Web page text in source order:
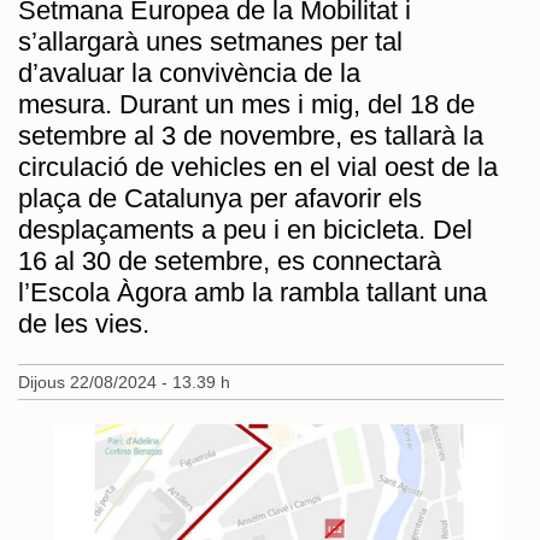
Setmana Europea de la Mobilitat i
s’allargarà unes setmanes per tal
d’avaluar la convivència de la
mesura. Durant un mes i mig, del 18 de
setembre al 3 de novembre, es tallarà la
circulació de vehicles en el vial oest de la
plaça de Catalunya per afavorir els
desplaçaments a peu i en bicicleta. Del
16 al 30 de setembre, es connectarà
l’Escola Àgora amb la rambla tallant una
de les vies.
Dijous 22/08/2024 - 13.39 h